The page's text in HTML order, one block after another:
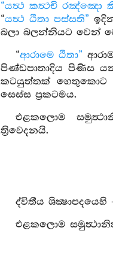
“යත්‍ථ කත්‍ථචි රඤ්ඤො
“යත්‍ථ ඨිතා පස්සති”
බලා බලන්නියට වෙන්
“ආරාමෙ ඨිතා”
පිණ්ඩපාතාදිය පිණිස
කටයුත්තක් හෙතුකොට
සෙස්ස ප්‍රකටමය.
එළකලොම
ත්‍රිවෙදනයි.
ද්විතීය
එළකලොම